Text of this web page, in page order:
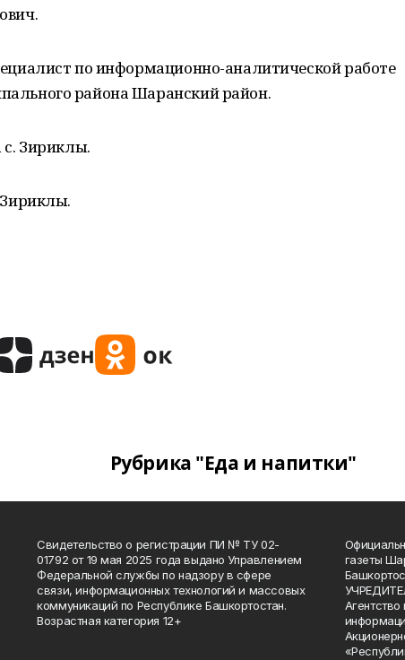
по информационно-аналитической работе
района Шаранский район.
Зириклы.
Рубрика "Еда и напитки"
Свидетельство о регистрации ПИ № ТУ 02-
01792 от 19 мая 2025 года выдано Управлением
Федеральной службы по надзору в сфере
связи, информационных технологий и массовых
коммуникаций по Республике Башкортостан.
Возрастная категория 12+
газеты